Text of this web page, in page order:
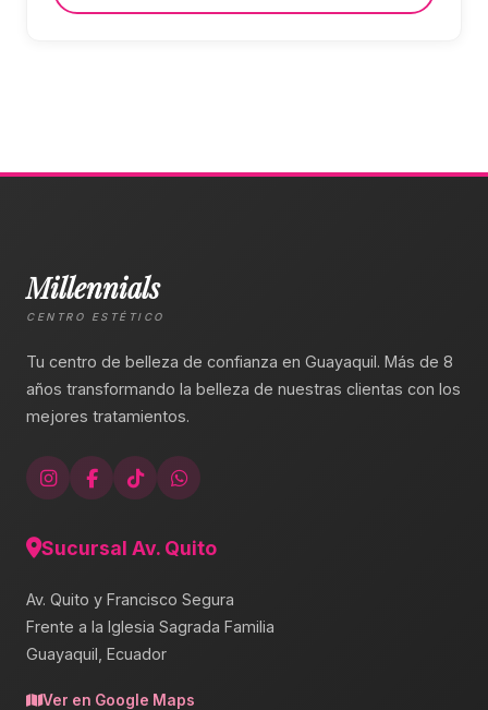
Millennials
CENTRO ESTÉTICO
Tu centro de belleza de confianza en Guayaquil. Más de 8
años transformando la belleza de nuestras clientas con los
mejores tratamientos.
Sucursal Av. Quito
Av. Quito y Francisco Segura
Frente a la Iglesia Sagrada Familia
Guayaquil, Ecuador
Ver en Google Maps